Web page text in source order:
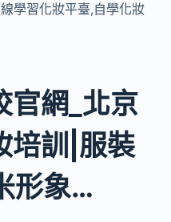
學習化妝平臺,自學化妝
官網_北京
培訓|服裝
形象…